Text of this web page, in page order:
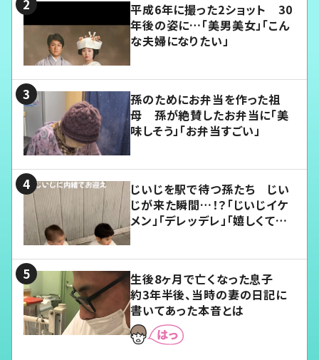
平成6年に撮った2ショット 30
年後の姿に…「美男美女」「こん
な夫婦になりたい」
孫のためにお弁当を作った祖
母 孫が絶賛したお弁当に「美
味しそう」「お弁当すごい」
じいじを駅で待つ孫たち じい
じが来た瞬間…！？「じいじイケ
メン」「デレッデレ」「嬉しくて可
生後8ヶ月で亡くなった息子
約3年半後、当時の妻の日記に
書いてあった本音とは